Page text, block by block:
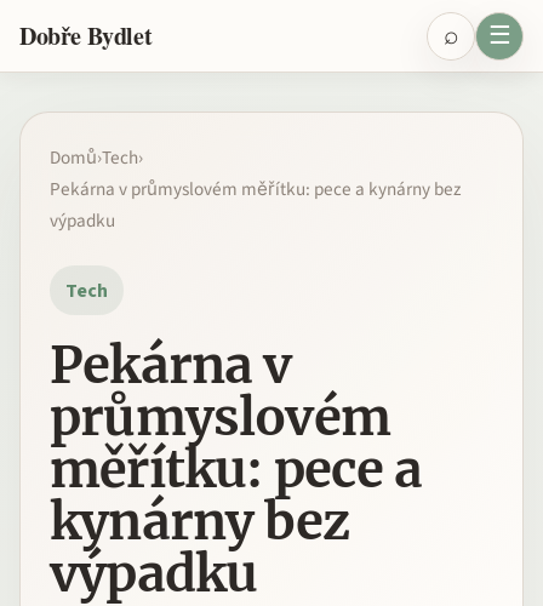
Dobře Bydlet ⌕ ☰
Domů›Tech›
Pekárna v průmyslovém měřítku: pece a kynárny bez
výpadku
Tech
Pekárna v
průmyslovém
měřítku: pece a
kynárny bez
výpadku